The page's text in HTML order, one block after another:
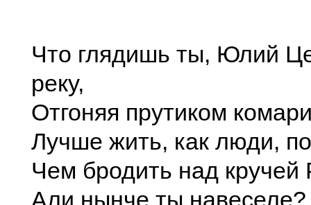
Что глядишь ты, Юлий
реку,
Отгоняя прутиком
Лучше жить, как люди, по
Чем бродить над кручей
Али нынче ты навеселе?